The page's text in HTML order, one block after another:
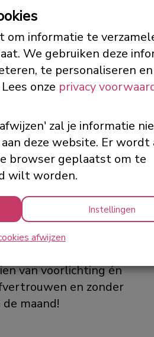
campagne in 2022 heeft
Maar liefst 12.000
van voorlichting én
en zonder
maand!
om informatie te
We gebruiken deze
te personaliseren
onze privacy
zal je informatie
deze website. Er
browser geplaatst om te
wilt worden.
Instellingen
afwijzen